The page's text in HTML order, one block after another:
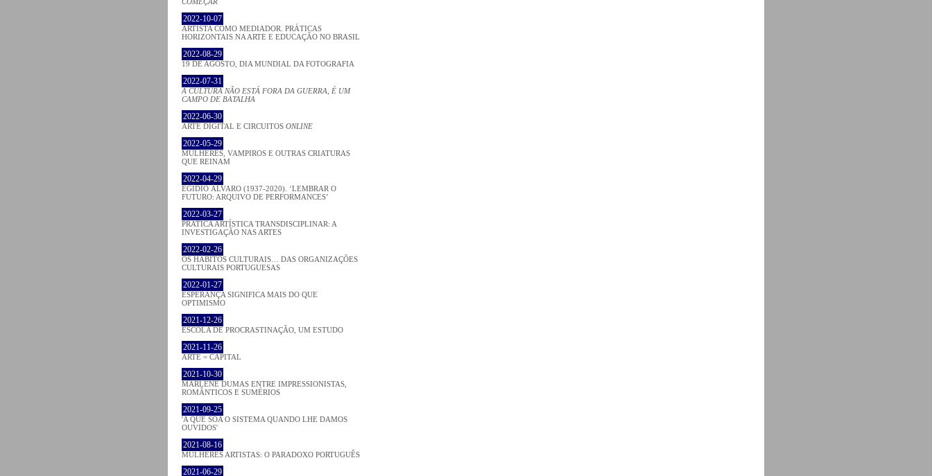
2022-10-07
ARTISTA COMO MEDIADOR. PRÁTICAS
HORIZONTAIS NA ARTE E EDUCAÇÃO NO BRASIL
2022-08-29
19 DE AGOSTO, DIA MUNDIAL DA FOTOGRAFIA
2022-07-31
A CULTURA NÃO ESTÁ FORA DA GUERRA, É UM
CAMPO DE BATALHA
2022-06-30
ARTE DIGITAL E CIRCUITOS ONLINE
2022-05-29
MULHERES, VAMPIROS E OUTRAS CRIATURAS
QUE REINAM
2022-04-29
EGÍDIO ÁLVARO (1937-2020). ‘LEMBRAR O
FUTURO: ARQUIVO DE PERFORMANCES’
2022-03-27
PRATICA ARTÍSTICA TRANSDISCIPLINAR: A
INVESTIGAÇÃO NAS ARTES
2022-02-26
OS HÁBITOS CULTURAIS… DAS ORGANIZAÇÕES
CULTURAIS PORTUGUESAS
2022-01-27
ESPERANÇA SIGNIFICA MAIS DO QUE
OPTIMISMO
2021-12-26
ESCOLA DE PROCRASTINAÇÃO, UM ESTUDO
2021-11-26
ARTE = CAPITAL
2021-10-30
MARLENE DUMAS ENTRE IMPRESSIONISTAS,
ROMÂNTICOS E SUMÉRIOS
2021-09-25
'A QUE SOA O SISTEMA QUANDO LHE DAMOS
OUVIDOS'
2021-08-16
MULHERES ARTISTAS: O PARADOXO PORTUGUÊS
2021-06-29